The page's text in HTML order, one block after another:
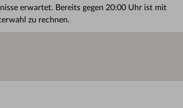
erwartet. Bereits gegen 20:00 Uhr ist mit
zu rechnen.